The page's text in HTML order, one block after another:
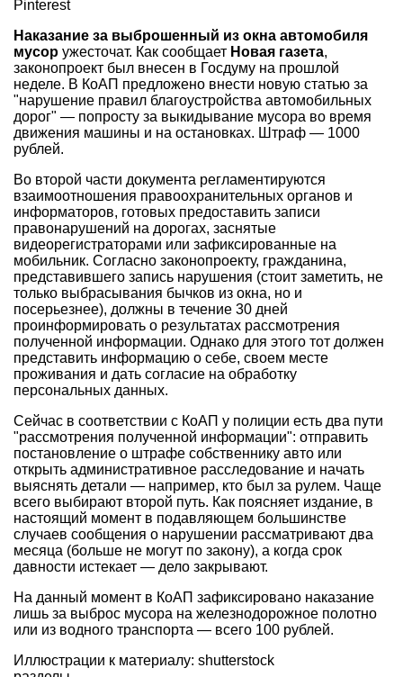
Pinterest
Наказание за выброшенный из окна автомобиля
мусор ужесточат. Как сообщает Новая газета,
законопроект был внесен в Госдуму на прошлой
неделе. В КоАП предложено внести новую статью за
"нарушение правил благоустройства автомобильных
дорог" — попросту за выкидывание мусора во время
движения машины и на остановках. Штраф — 1000
рублей.
Во второй части документа регламентируются
взаимоотношения правоохранительных органов и
информаторов, готовых предоставить записи
правонарушений на дорогах, заснятые
видеорегистраторами или зафиксированные на
мобильник. Согласно законопроекту, гражданина,
представившего запись нарушения (стоит заметить, не
только выбрасывания бычков из окна, но и
посерьезнее), должны в течение 30 дней
проинформировать о результатах рассмотрения
полученной информации. Однако для этого тот должен
представить информацию о себе, своем месте
проживания и дать согласие на обработку
персональных данных.
Сейчас в соответствии с КоАП у полиции есть два пути
"рассмотрения полученной информации": отправить
постановление о штрафе собственнику авто или
открыть административное расследование и начать
выяснять детали — например, кто был за рулем. Чаще
всего выбирают второй путь. Как поясняет издание, в
настоящий момент в подавляющем большинстве
случаев сообщения о нарушении рассматривают два
месяца (больше не могут по закону), а когда срок
давности истекает — дело закрывают.
На данный момент в КоАП зафиксировано наказание
лишь за выброс мусора на железнодорожное полотно
или из водного транспорта — всего 100 рублей.
Иллюстрации к материалу: shutterstock